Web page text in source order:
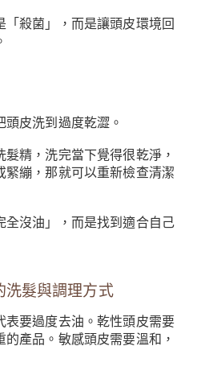
殺菌」，而是讓頭皮環境回
皮洗到過度乾澀。
精，洗完當下覺得很乾淨，
緊繃，那就可以重新檢查清潔
全沒油」，而是找到適合自己
髮與調理方式
表要過度去油。乾性頭皮需要
產品。敏感頭皮需要溫和，